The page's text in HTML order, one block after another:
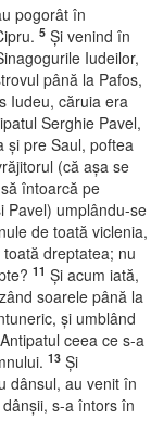
pogorât în
5 Şi venind în
Iudeilor,
până la Pafos,
Iudeu, căruia era
Serghie Pavel,
şi pre Saul, poftea
(că aşa se
întoarcă pe
Pavel) umplându-se
de toată viclenia,
dreptatea; nu
11 Şi acum iată,
soarele până la
şi umblând
ceea ce s-a
13 Şi
dânsul, au venit în
s-a întors în